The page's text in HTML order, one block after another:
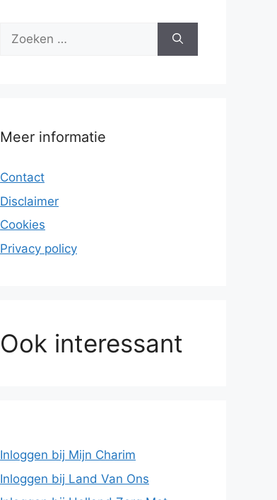
Zoek
Meer informatie
Contact
Disclaimer
Cookies
Privacy policy
Ook interessant
Inloggen bij Mijn Charim
Inloggen bij Land Van Ons